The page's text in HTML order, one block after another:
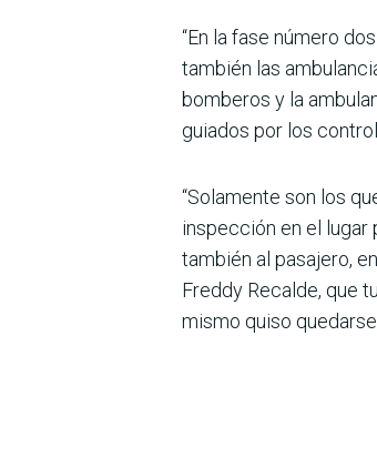
“En la fase número
también las
bomberos y la
guiados por los
“Solamente son los
inspección en el lugar
también al pasajero,
Freddy Recalde, que
mismo quiso